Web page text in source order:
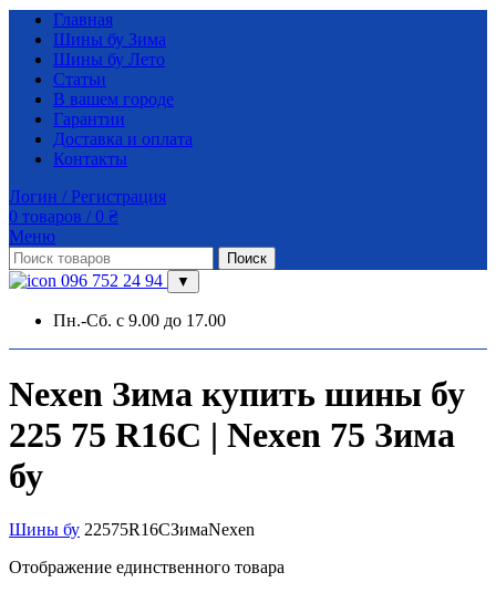
Главная
Шины бу Зима
Шины бу Лето
Статьи
В вашем городе
Гарантии
Доставка и оплата
Контакты
Логин / Регистрация
0 товаров / 0 ₴
Меню
Поиск
096 752 24 94 ▼
Пн.-Сб. с 9.00 до 17.00
Nexen Зима купить шины бу
225 75 R16C | Nexen 75 Зима
бу
Шины бу 22575R16CЗимаNexen
Отображение единственного товара